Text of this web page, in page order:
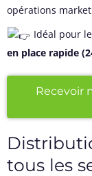
opérations
Idéal pour
en place rapide
Recevoir
tous les